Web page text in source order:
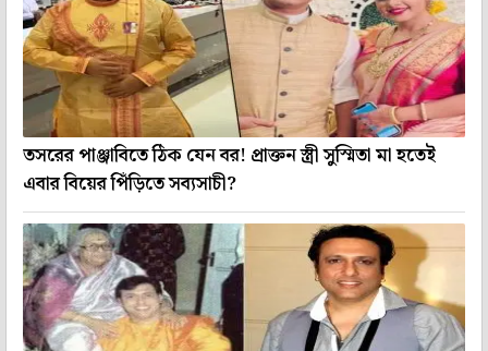
তসরের পাঞ্জাবিতে ঠিক যেন বর! প্রাক্তন স্ত্রী সুস্মিতা মা হতেই
এবার বিয়ের পিঁড়িতে সব্যসাচী?